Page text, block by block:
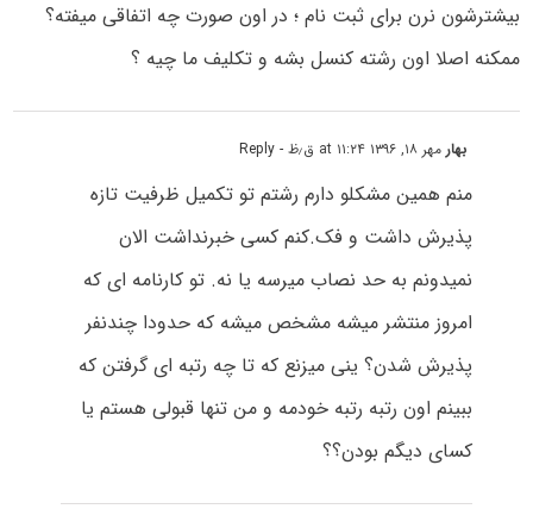
بیشترشون نرن برای ثبت نام ؛ در اون صورت چه اتفاقی میفته؟
ممکنه اصلا اون رشته کنسل بشه و تکلیف ما چیه ؟
بهارمهر ۱۸, ۱۳۹۶ at ۱۱:۲۴ ق٫ظ - Reply
منم همین مشکلو دارم رشتم تو تکمیل ظرفیت تازه
پذیرش داشت و فک.کنم کسی خبرنداشت الان
نمیدونم به حد نصاب میرسه یا نه. تو کارنامه ای که
امروز منتشر میشه مشخص میشه که حدودا چندنفر
پذیرش شدن؟ ینی میزنع که تا چه رتبه ای گرفتن که
ببینم اون رتبه رتبه خودمه و من تنها قبولی هستم یا
کسای دیگم بودن؟؟